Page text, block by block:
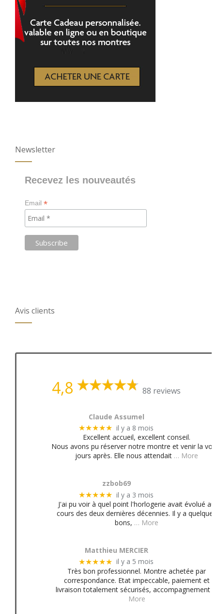
Newsletter
Recevez les nouveautés
Email*
Avis clients
4,8 88 reviews
Claude Assumel
★★★★★ il y a 8 mois
Excellent accueil, excellent conseil.
Nous avons pu réserver notre montre et venir la
jours après. Elle nous attendait … More
zzbob69
★★★★★ il y a 3 mois
J'ai pu voir à quel point l'horlogerie avait évolué au
cours des deux dernières décennies. Il y a quelques
bons, … More
Matthieu MERCIER
★★★★★ il y a 5 mois
Très bon professionnel. Montre achetée par
correspondance. Etat impeccable, paiement et
livraison totalement sécurisés, accompagnement
More